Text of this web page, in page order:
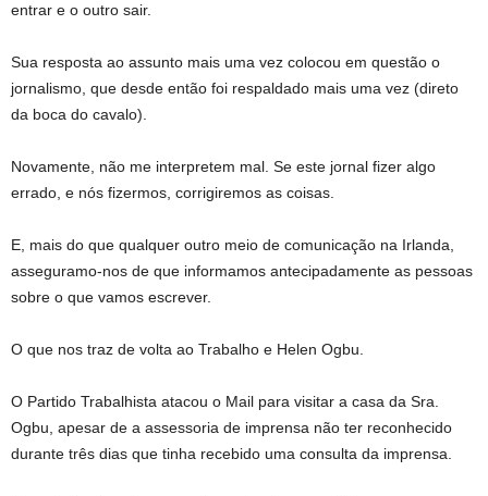
entrar e o outro sair.
Sua resposta ao assunto mais uma vez colocou em questão o
jornalismo, que desde então foi respaldado mais uma vez (direto
da boca do cavalo).
Novamente, não me interpretem mal. Se este jornal fizer algo
errado, e nós fizermos, corrigiremos as coisas.
E, mais do que qualquer outro meio de comunicação na Irlanda,
asseguramo-nos de que informamos antecipadamente as pessoas
sobre o que vamos escrever.
O que nos traz de volta ao Trabalho e Helen Ogbu.
O Partido Trabalhista atacou o Mail para visitar a casa da Sra.
Ogbu, apesar de a assessoria de imprensa não ter reconhecido
durante três dias que tinha recebido uma consulta da imprensa.